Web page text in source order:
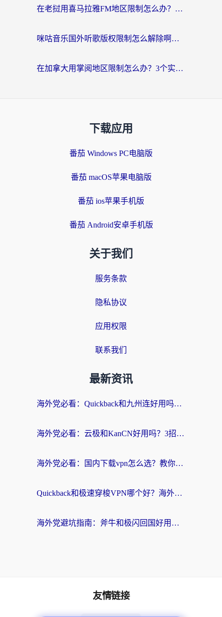
在老挝用喜马拉雅FM地区限制怎么办？海外党亲测有效的回国加速方案
咪咕音乐国外听歌版权限制怎么解除啊？海外党亲测有效的回国加速方案
在加拿大用掌阅地区限制怎么办？3个实用技巧帮你轻松解决（附海外华人必备工具）
下载应用
番茄 Windows PC电脑版
番茄 macOS苹果电脑版
番茄 ios苹果手机版
番茄 Android安卓手机版
关于我们
服务条款
隐私协议
应用权限
联系我们
最新资讯
海外党必看：Quickback和九州连好用吗？3步选对回国加速器实现无缝刷国内资源
海外党必看：云极和KanCN好用吗？3招教你选对回国加速器（附免费VPN避坑指南）
海外党必看：国内下载vpn怎么选？教你无缝访问国内资源的实用指南
Quickback和极速穿梭VPN哪个好？海外党亲测3招选对回国加速器，看这篇就够了
海外党避坑指南：斧牛和极闪回国好用吗？选对加速器才能无缝刷剧玩游戏
友情链接